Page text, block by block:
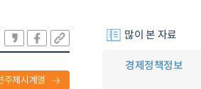
주제시계열
많이 본 자료
경제정책정보